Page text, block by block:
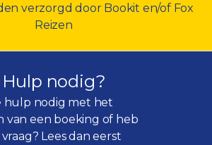
verzorgd door Bookit en/of Fox
Reizen
Hulp nodig?
hulp nodig met het
van een boeking of heb
Lees dan eerst